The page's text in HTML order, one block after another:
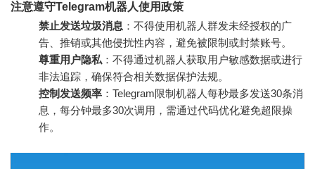
注意遵守Telegram机器人使用政策
禁止发送垃圾消息 ：不得使用机器人群发未经授权的广
告、推销或其他侵扰性内容，避免被限制或封禁账号。
尊重用户隐私 ：不得通过机器人获取用户敏感数据或进行
非法追踪，确保符合相关数据保护法规。
控制发送频率 ：Telegram限制机器人每秒最多发送30条消
息，每分钟最多30次调用，需通过代码优化避免超限操
作。